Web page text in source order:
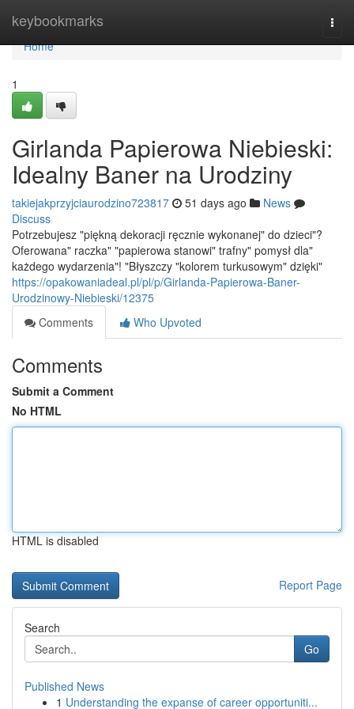
keybookmarks
Home
Home
1
Girlanda Papierowa Niebieski:
Idealny Baner na Urodziny
takiejakprzyjciaurodzino723817 51 days ago
News
Discuss
Potrzebujesz "piękną dekoracji ręcznie wykonanej" do dzieci"?
Oferowana" raczka" "papierowa stanowi" trafny" pomysł dla"
każdego wydarzenia"! "Błyszczy "kolorem turkusowym" dzięki"
https://opakowaniadeal.pl/pl/p/Girlanda-Papierowa-Baner-
Urodzinowy-Niebieski/12375
Comments
Who Upvoted
Comments
Submit a Comment
No HTML
HTML is disabled
Report Page
Search
Go
Published News
1 Understanding the expanse of career opportuniti...